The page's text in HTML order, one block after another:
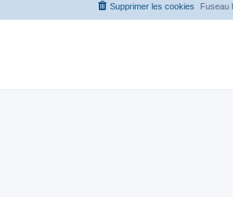
Fuseau
Supprimer les cookies